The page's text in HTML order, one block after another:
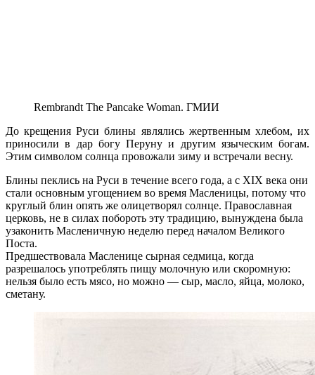
Rembrandt The Pancake Woman. ГМИИ
До крещения Руси блины являлись жертвенным хлебом, их
приносили в дар богу Перуну и другим языческим богам.
Этим символом солнца провожали зиму и встречали весну.
Блины пеклись на Руси в течение всего года, а с XIX века они
стали основным угощением во время Масленицы, потому что
круглый блин опять же олицетворял солнце. Православная
церковь, не в силах побороть эту традицию, вынуждена была
узаконить Масленичную неделю перед началом Великого
Поста.
Предшествовала Масленице сырная седмица, когда
разрешалось употреблять пищу молочную или скоромную:
нельзя было есть мясо, но можно — сыр, масло, яйца, молоко,
сметану.